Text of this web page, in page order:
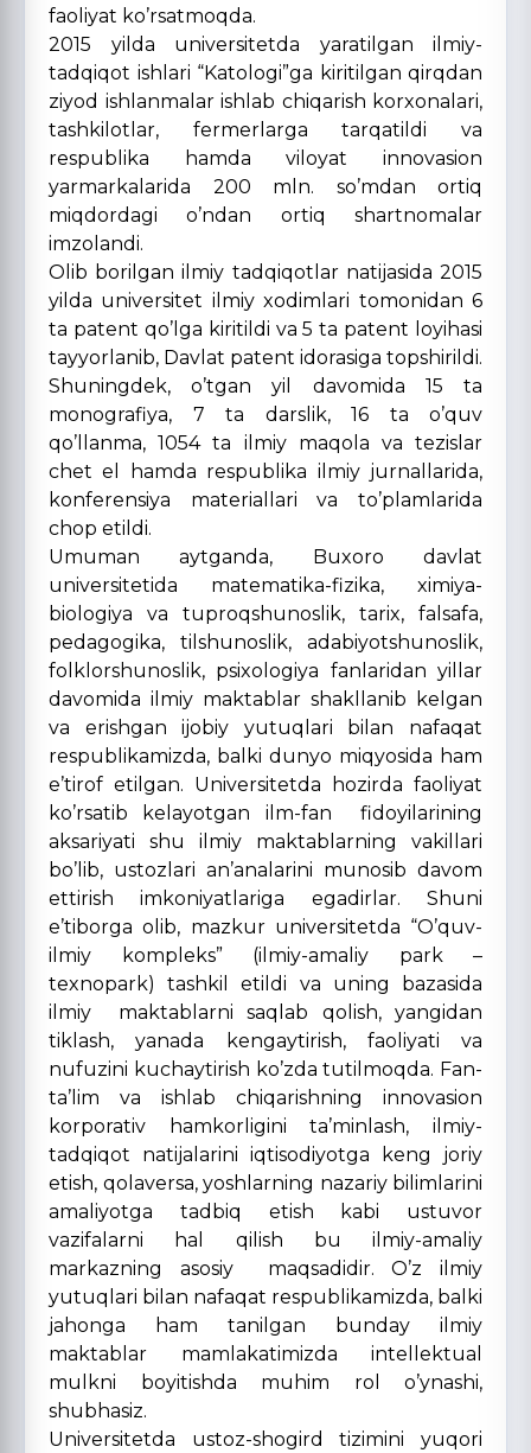
faoliyat ko’rsatmoqda.
2015 yilda universitetda yaratilgan ilmiy-
tadqiqot ishlari “Katologi”ga kiritilgan qirqdan
ziyod ishlanmalar ishlab chiqarish korxonalari,
tashkilotlar, fermerlarga tarqatildi va
respublika hamda viloyat innovasion
yarmarkalarida 200 mln. so’mdan ortiq
miqdordagi o’ndan ortiq shartnomalar
imzolandi.
Olib borilgan ilmiy tadqiqotlar natijasida 2015
yilda universitet ilmiy xodimlari tomonidan 6
ta patent qo’lga kiritildi va 5 ta patent loyihasi
tayyorlanib, Davlat patent idorasiga topshirildi.
Shuningdek, o’tgan yil davomida 15 ta
monografiya, 7 ta darslik, 16 ta o’quv
qo’llanma, 1054 ta ilmiy maqola va tezislar
chet el hamda respublika ilmiy jurnallarida,
konferensiya materiallari va to’plamlarida
chop etildi.
Umuman aytganda, Buxoro davlat
universitetida matematika-fizika, ximiya-
biologiya va tuproqshunoslik, tarix, falsafa,
pedagogika, tilshunoslik, adabiyotshunoslik,
folklorshunoslik, psixologiya fanlaridan yillar
davomida ilmiy maktablar shakllanib kelgan
va erishgan ijobiy yutuqlari bilan nafaqat
respublikamizda, balki dunyo miqyosida ham
e’tirof etilgan. Universitetda hozirda faoliyat
ko’rsatib kelayotgan ilm-fan fidoyilarining
aksariyati shu ilmiy maktablarning vakillari
bo’lib, ustozlari an’analarini munosib davom
ettirish imkoniyatlariga egadirlar. Shuni
e’tiborga olib, mazkur universitetda “O’quv-
ilmiy kompleks” (ilmiy-amaliy park –
texnopark) tashkil etildi va uning bazasida
ilmiy maktablarni saqlab qolish, yangidan
tiklash, yanada kengaytirish, faoliyati va
nufuzini kuchaytirish ko’zda tutilmoqda. Fan-
ta’lim va ishlab chiqarishning innovasion
korporativ hamkorligini ta’minlash, ilmiy-
tadqiqot natijalarini iqtisodiyotga keng joriy
etish, qolaversa, yoshlarning nazariy bilimlarini
amaliyotga tadbiq etish kabi ustuvor
vazifalarni hal qilish bu ilmiy-amaliy
markazning asosiy maqsadidir. O’z ilmiy
yutuqlari bilan nafaqat respublikamizda, balki
jahonga ham tanilgan bunday ilmiy
maktablar mamlakatimizda intellektual
mulkni boyitishda muhim rol o’ynashi,
shubhasiz.
Universitetda ustoz-shogird tizimini yuqori